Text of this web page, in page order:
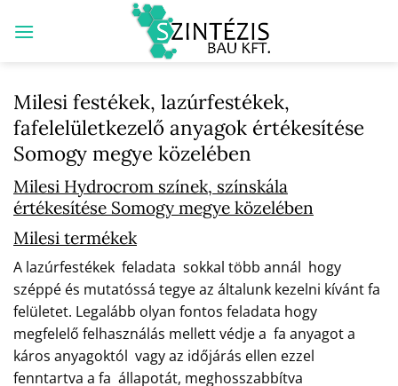
Milesi festékek, lazúrfestékek,
fafelelületkezelő anyagok értékesítése
Somogy megye közelében
Milesi Hydrocrom színek, színskála
értékesítése Somogy megye közelében
Milesi termékek
A lazúrfestékek feladata sokkal több annál hogy
széppé és mutatóssá tegye az általunk kezelni kívánt fa
felületet. Legalább olyan fontos feladata hogy
megfelelő felhasználás mellett védje a fa anyagot a
káros anyagoktól vagy az időjárás ellen ezzel
fenntartva a fa állapotát, meghosszabbítva